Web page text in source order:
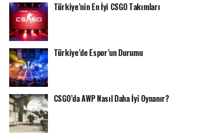
Türkiye’nin En İyi CSGO Takımları
Türkiye’de Espor’un Durumu
CSGO’da AWP Nasıl Daha İyi Oynanır?